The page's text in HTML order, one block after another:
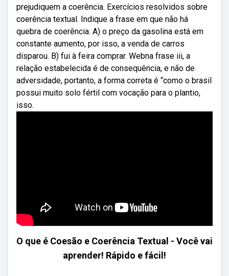
prejudiquem a coerência. Exercícios resolvidos sobre
coerência textual. Indique a frase em que não há
quebra de coerência. A) o preço da gasolina está em
constante aumento, por isso, a venda de carros
disparou. B) fui à feira comprar. Webna frase iii, a
relação estabelecida é de consequência, e não de
adversidade, portanto, a forma correta é “como o brasil
possui muito solo fértil com vocação para o plantio,
isso.
O que é Coesão e Coerência Textual - Você vai
aprender! Rápido e fácil!